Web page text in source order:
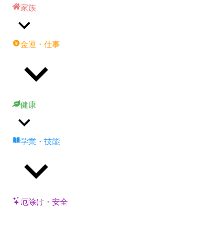
家族
金運・仕事
健康
学業・技能
厄除け・安全